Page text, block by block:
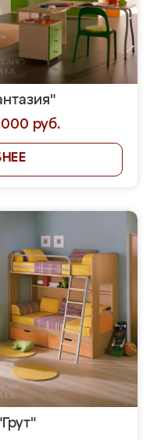
руб.